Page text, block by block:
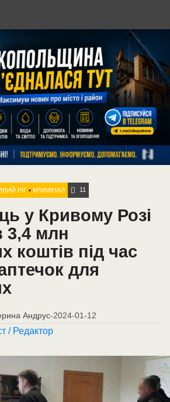
РІГ •КРИМІНАЛ 11
у Кривому Розі
3,4 млн
коштів під час
для
Андрус-2024-01-12
/ Редактор